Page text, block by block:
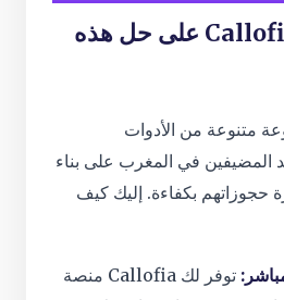
كيف تساعدك Callofia على حل هذه
متنوعة من الأدوات
المضيفين في المغرب على بناء
حجوزاتهم بكفاءة. إليك كيف
توفر لك Callofia منصة